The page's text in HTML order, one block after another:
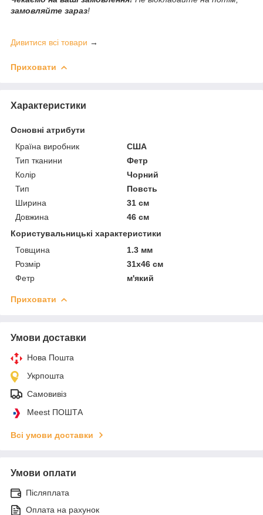
замовляйте зараз!
Дивитися всі товари →
Приховати
Характеристики
Основні атрибути
Країна виробник
США
Тип тканини
Фетр
Колір
Чорний
Тип
Повсть
Ширина
31 см
Довжина
46 см
Користувальницькі характеристики
Товщина
1.3 мм
Розмір
31х46 см
Фетр
м'який
Приховати
Умови доставки
Нова Пошта
Укрпошта
Самовивіз
Meest ПОШТА
Всі умови доставки
Умови оплати
Післяплата
Оплата на рахунок